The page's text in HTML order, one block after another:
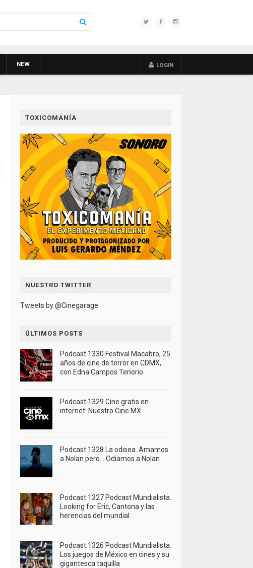
NEW LOGIN
TOXICOMANÍA
NUESTRO TWITTER
Tweets by @Cinegarage
ÚLTIMOS POSTS
Podcast 1330 Festival Macabro, 25
años de cine de terror en CDMX,
con Edna Campos Tenorio
Podcast 1329 Cine gratis en
internet: Nuestro Cine MX
Podcast 1328 La odisea. Amamos
a Nolan pero… Odiamos a Nolan
Podcast 1327 Podcast Mundialista.
Looking for Eric, Cantona y las
herencias del mundial
Podcast 1326 Podcast Mundialista.
Los juegos de México en cines y su
gigantesca taquilla